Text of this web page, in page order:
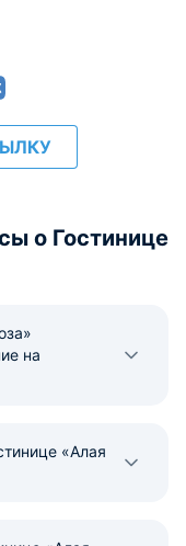
о Гостинице
на
«Алая